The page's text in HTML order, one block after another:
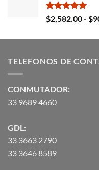
Valorado
con
$2,582.00- $
TELEFONOS DE
CONMUTADOR:
33 9689 4660
GDL:
33 3663 2790
33 3646 8589